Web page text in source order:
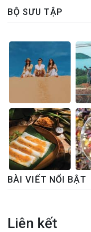
BỘ SƯU TẬP
BÀI VIẾT NỔI BẬT
Liên kết